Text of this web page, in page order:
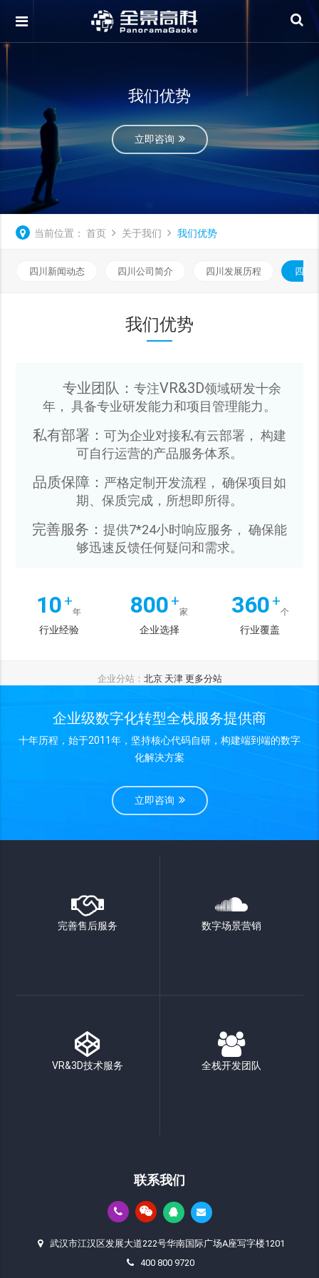
我们优势
立即咨询
当前位置： 首页 关于我们 我们优势
四川新闻动态 四川公司简介 四川发展历程 四川
我们优势
专业团队： 专注VR&3D领域研发十余
年， 具备专业研发能力和项目管理能力。
私有部署： 可为企业对接私有云部署， 构建
可自行运营的产品服务体系。
品质保障： 严格定制开发流程， 确保项目如
期、保质完成，所想即所得。
完善服务： 提供7*24小时响应服务， 确保能
够迅速反馈任何疑问和需求。
10 +
年
行业经验
800 +
家
企业选择
360 +
个
行业覆盖
企业分站： 北京 天津 更多分站
企业级数字化转型全栈服务提供商
十年历程，始于2011年，坚持核心代码自研，构建端到端的数字
化解决方案
立即咨询
完善售后服务 数字场景营销
VR&3D技术服务 全栈开发团队
联系我们
武汉市江汉区发展大道222号华南国际广场A座写字楼1201
400 800 9720